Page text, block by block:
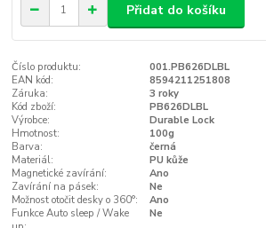
Přidat do košíku
Číslo produktu:
001.PB626DLBL
EAN kód:
8594211251808
Záruka:
3 roky
Kód zboží:
PB626DLBL
Výrobce:
Durable Lock
Hmotnost:
100g
Barva:
černá
Materiál:
PU kůže
Magnetické zavírání:
Ano
Zavírání na pásek:
Ne
Možnost otočit desky o 360°:
Ano
Funkce Auto sleep / Wake
Ne